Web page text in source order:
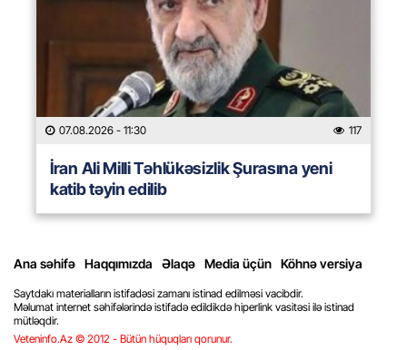
07.08.2026 - 11:30 117
İran Ali Milli Təhlükəsizlik Şurasına yeni
katib təyin edilib
Ana səhifə Haqqımızda Əlaqə Media üçün Köhnə versiya
Saytdakı materialların istifadəsi zamanı istinad edilməsi vacibdir.
Məlumat internet səhifələrində istifadə edildikdə hiperlink vasitəsi ilə istinad
mütləqdir.
Veteninfo.Az © 2012 - Bütün hüquqları qorunur.